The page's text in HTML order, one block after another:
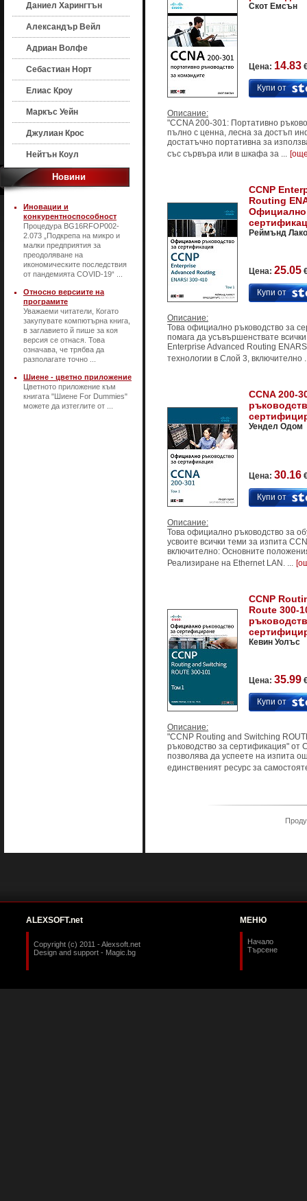
Даниел Харингтън
Александър Вейл
Адриан Волфе
Себастиан Норт
Елиас Кроу
Маркъс Уейн
Джулиан Крос
Нейтън Коул
Новини
Иновации и
конкурентноспособност
Процедура BG16RFOP002-
2.073 „Подкрепа на микро и
малки предприятия за
преодоляване на
икономическите последствия
от пандемията COVID-19“ ...
Относно версиите на
програмите
Уважаеми читатели, Когато
закупувате компютърна книга,
в заглавието й пише за коя
версия се отнася. Това
означава, че трябва да
разполагате точно ...
Шиене - цветно приложение
Цветното приложение към
книгата "Шиене For Dummies"
можете да изтеглите от ...
Скот Емсън
Цена: 14.83
Купи от
Описание:
"CCNA 200-301: Портативно
пълно с ценна, лесна за достъп
достатъчно портативна за
със сървъра или в шкафа за ...
CCNP
Routing
Официално
Реймънд
Цена: 25.05
Купи от
Описание:
Това официално ръководство за
помага да усъвършенствате
Enterprise Advanced Routing
технологии в Слой 3, включително
CCNA 200-
Уендел Одом
Цена: 30.16
Купи от
Описание:
Това официално ръководство за
усвоите всички теми за изпита
включително: Основните
Реализиране на Ethernet LAN. ...
CCNP
Route 300-
Кевин Уолъс
Цена: 35.99
Купи от
Описание:
"CCNP Routing and Switching
ръководство за сертификация" от
позволява да успеете на изпита
единственият ресурс за
ALEXSOFT.net
Copyright (c) 2011 - Alexsoft.net
Design and support - Magic.bg
МЕНЮ
Начало
Търсене